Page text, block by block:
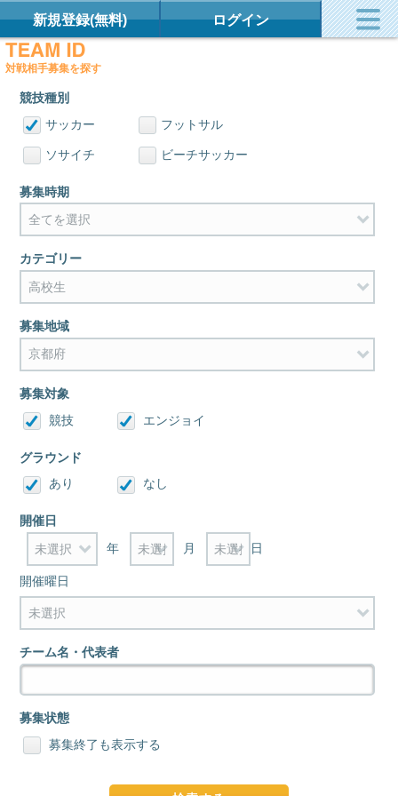
新規登録(無料) ログイン
対戦相手募集を探す
競技種別
サッカー
フットサル
ソサイチ ビーチサッカー
募集時期
カテゴリー
募集地域
募集対象
競技
エンジョイ
グラウンド
あり
なし
開催日
年
月 日
開催曜日
チーム名・代表者
募集状態
募集終了も表示する